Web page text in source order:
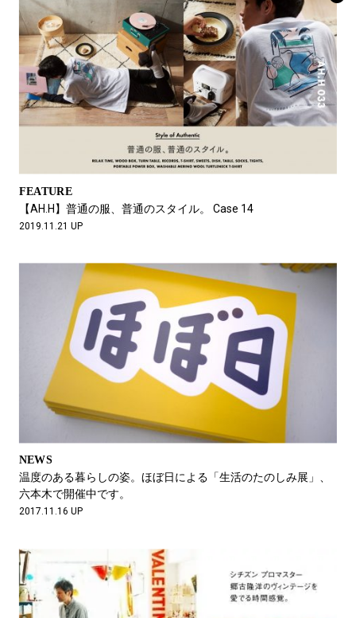
FEATURE
【AH.H】普通の服、普通のスタイル。 Case 14
2019.11.21 UP
NEWS
温度のある暮らしの姿。ほぼ日による「生活のたのしみ展」、
六本木で開催中です。
2017.11.16 UP